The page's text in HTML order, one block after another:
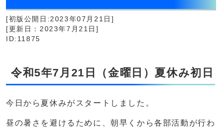
[初版公開日:2023年07月21日]
[更新日：2023年7月21日]
ID:11875
令和5年7月21日（金曜日）夏休み初日
今日から夏休みがスタートしました。
昼の暑さを避けるために、朝早くから各部活動が行わ